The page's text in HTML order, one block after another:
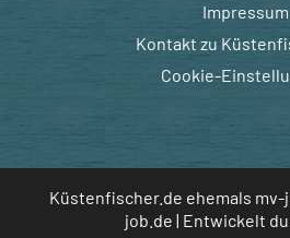
Impressum
Kontakt zu
Cookie-
Küstenfischer.de ehemals
job.de | Entwickelt